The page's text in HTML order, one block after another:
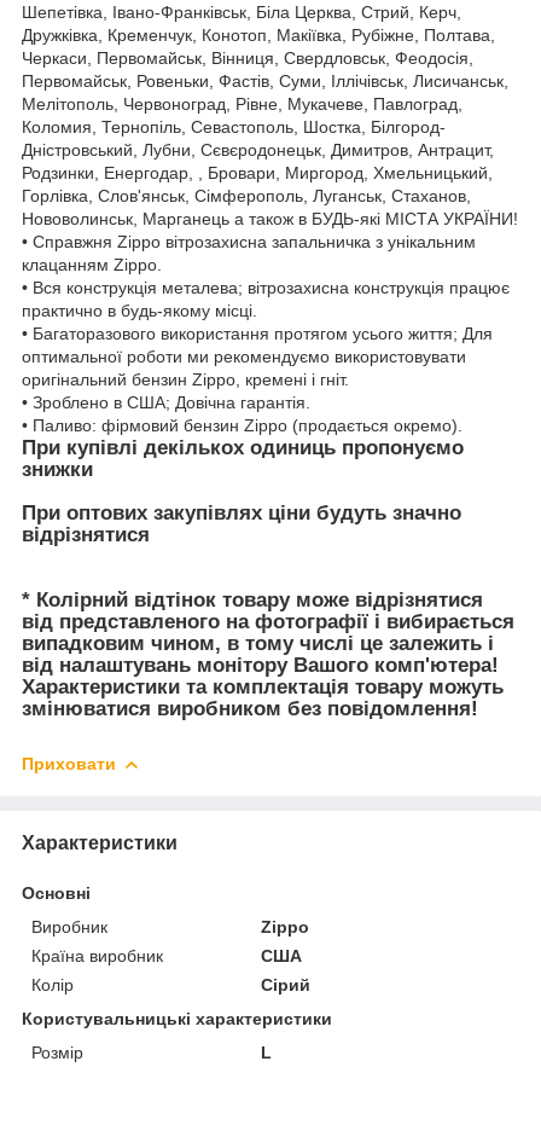
Шепетівка, Івано-Франківськ, Біла Церква, Стрий, Керч,
Дружківка, Кременчук, Конотоп, Макіївка, Рубіжне, Полтава,
Черкаси, Первомайськ, Вінниця, Свердловськ, Феодосія,
Первомайськ, Ровеньки, Фастів, Суми, Іллічівськ, Лисичанськ,
Мелітополь, Червоноград, Рівне, Мукачеве, Павлоград,
Коломия, Тернопіль, Севастополь, Шостка, Білгород-
Дністровський, Лубни, Сєвєродонецьк, Димитров, Антрацит,
Родзинки, Енергодар, , Бровари, Миргород, Хмельницький,
Горлівка, Слов'янськ, Сімферополь, Луганськ, Стаханов,
Нововолинськ, Марганець а також в БУДЬ-які МІСТА УКРАЇНИ!
• Справжня Zippo вітрозахисна запальничка з унікальним
клацанням Zippo.
• Вся конструкція металева; вітрозахисна конструкція працює
практично в будь-якому місці.
• Багаторазового використання протягом усього життя; Для
оптимальної роботи ми рекомендуємо використовувати
оригінальний бензин Zippo, кремені і гніт.
• Зроблено в США; Довічна гарантія.
• Паливо: фірмовий бензин Zippo (продається окремо).
При купівлі декількох одиниць пропонуємо
знижки
При оптових закупівлях ціни будуть значно
відрізнятися
* Колірний відтінок товару може відрізнятися
від представленого на фотографії і вибирається
випадковим чином, в тому числі це залежить і
від налаштувань монітору Вашого комп'ютера!
Характеристики та комплектація товару можуть
змінюватися виробником без повідомлення!
Приховати
Характеристики
Основні
Виробник
Zippo
Країна виробник
США
Колір
Сірий
Користувальницькі характеристики
Розмір
L